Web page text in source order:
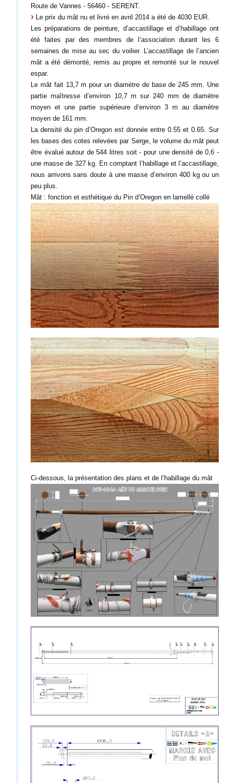
Route de Vannes - 56460 - SERENT.
Le prix du mât nu et livré en avril 2014 a été de 4030 EUR.
Les préparations de peinture, d’accastillage et d’habillage ont
été faites par des membres de l’association durant les 6
semaines de mise au sec du voilier. L’accastillage de l’ancien
mât a été démonté, remis au propre et remonté sur le nouvel
espar.
Le mât fait 13,7 m pour un diamètre de base de 245 mm. Une
partie maîtresse d’environ 10,7 m sur 240 mm de diamètre
moyen et une partie supérieure d’environ 3 m au diamètre
moyen de 161 mm.
La densité du pin d’Oregon est donnée entre 0.55 et 0.65. Sur
les bases des cotes relevées par Serge, le volume du mât peut
être évalué autour de 544 litres soit - pour une densité de 0,6 -
une masse de 327 kg. En comptant l’habillage et l’accastillage,
nous arrivons sans doute à une masse d’environ 400 kg ou un
peu plus.
Mât : fonction et esthétique du Pin d’Oregon en lamellé collé
Ci-dessous, la présentation des plans et de l’habillage du mât